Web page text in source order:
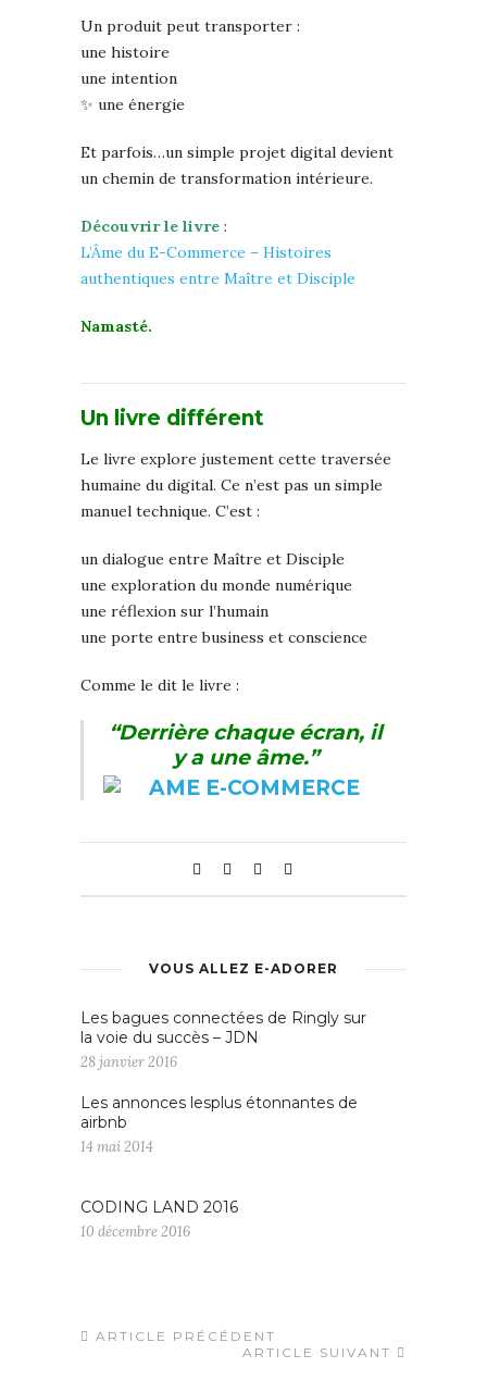
Un produit peut transporter :
une histoire
une intention
✨ une énergie
Et parfois…un simple projet digital devient
un chemin de transformation intérieure.
Découvrir le livre :
L’Âme du E-Commerce – Histoires
authentiques entre Maître et Disciple
Namasté.
Un livre différent
Le livre explore justement cette traversée
humaine du digital. Ce n’est pas un simple
manuel technique. C’est :
️un dialogue entre Maître et Disciple
une exploration du monde numérique
une réflexion sur l’humain
une porte entre business et conscience
Comme le dit le livre :
“Derrière chaque écran, il
y a une âme.”
VOUS ALLEZ E-ADORER
Les bagues connectées de Ringly sur
la voie du succès – JDN
28 janvier 2016
Les annonces lesplus étonnantes de
airbnb
14 mai 2014
CODING LAND 2016
10 décembre 2016
ARTICLE PRÉCÉDENT
ARTICLE SUIVANT